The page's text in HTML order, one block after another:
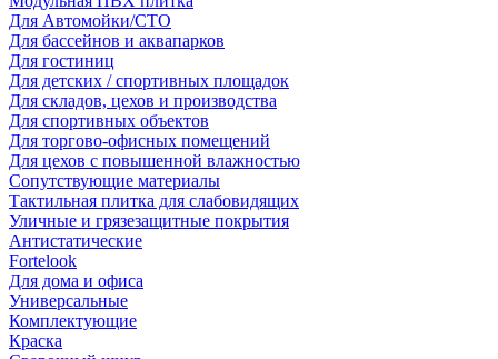
Для Автомойки/СТО
Для бассейнов и аквапарков
Для гостиниц
Для детских / спортивных площадок
Для складов, цехов и производства
Для спортивных объектов
Для торгово-офисных помещений
Для цехов с повышенной влажностью
Сопутствующие материалы
Тактильная плитка для слабовидящих
Уличные и грязезащитные покрытия
Антистатические
Fortelook
Для дома и офиса
Универсальные
Комплектующие
Краска